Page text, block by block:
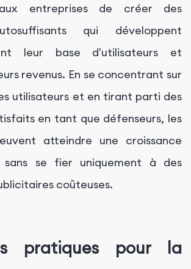
entreprises de créer des
qui développent
leur base d'utilisateurs et
revenus. En se concentrant sur
utilisateurs et en tirant parti des
en tant que défenseurs, les
atteindre une croissance
sans se fier uniquement à des
coûteuses.
pratiques pour la